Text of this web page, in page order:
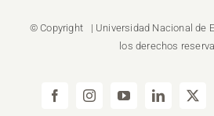
© Copyright | Universidad Nacional de
los derechos
FacebookInstagramYouTubeLinkedIn
X